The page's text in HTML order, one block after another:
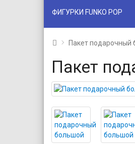
ФИГУРКИ FUNKO POP
Пакет подарочный
Пакет